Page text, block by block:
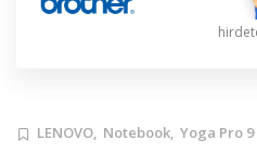
LENOVO, Notebook, Yoga Pro 9